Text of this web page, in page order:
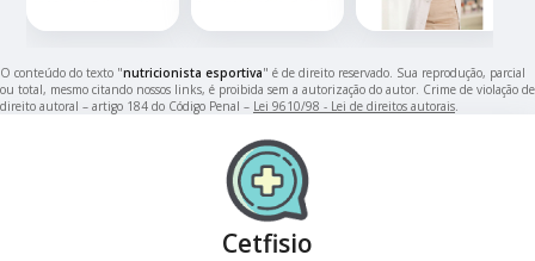
O conteúdo do texto "nutricionista esportiva" é de direito reservado. Sua reprodução, parcial
ou total, mesmo citando nossos links, é proibida sem a autorização do autor. Crime de violação de
direito autoral – artigo 184 do Código Penal – Lei 9610/98 - Lei de direitos autorais
Cetfisio